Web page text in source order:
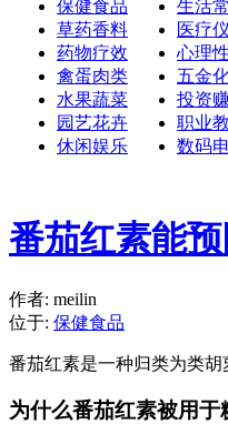
保健食品
草药香料
药物疗效
禽蛋肉类
水果蔬菜
园艺花卉
休闲娱乐
生活
医疗
心理
五金
投资
职业
数码
番茄红素能
作者: meilin
位于: 保健食品
番茄红素是一种归类为类
为什么番茄红素被用于